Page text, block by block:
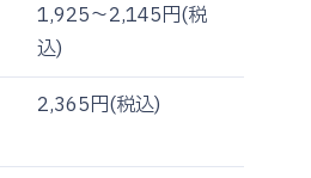
1,925～2,145円(税
込)
2,365円(税込)